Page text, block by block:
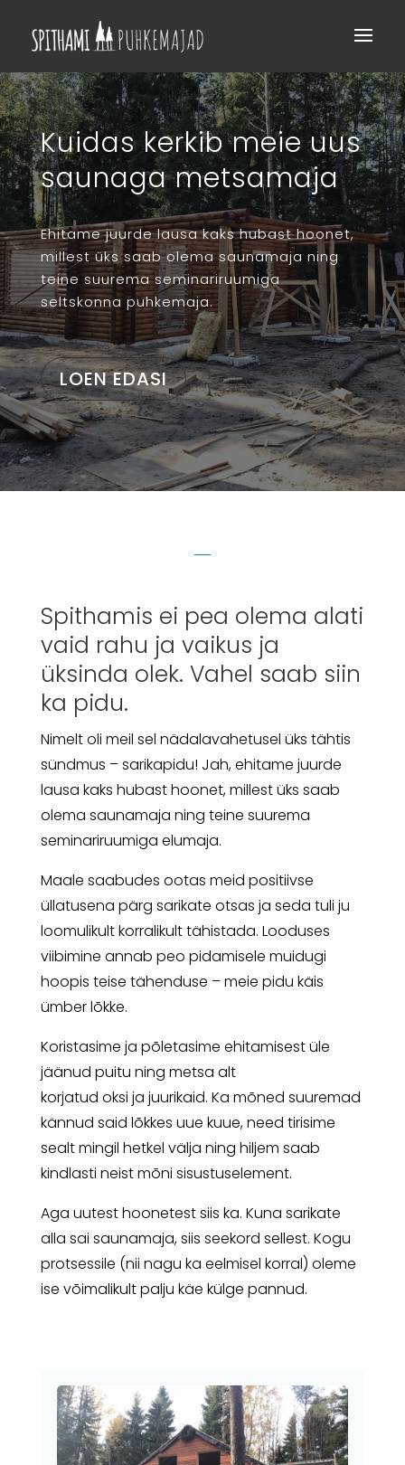
Kuidas kerkib meie uus
saunaga metsamaja
Ehitame juurde lausa kaks hubast hoonet,
millest üks saab olema saunamaja ning
teine suurema seminariruumiga
seltskonna puhkemaja.
LOEN EDASI
Spithamis ei pea olema alati
vaid rahu ja vaikus ja
üksinda olek. Vahel saab siin
ka pidu.
Nimelt oli meil sel nädalavahetusel üks tähtis
sündmus – sarikapidu! Jah, ehitame juurde
lausa kaks hubast hoonet, millest üks saab
olema saunamaja ning teine suurema
seminariruumiga elumaja.
Maale saabudes ootas meid positiivse
üllatusena pärg sarikate otsas ja seda tuli ju
loomulikult korralikult tähistada. Looduses
viibimine annab peo pidamisele muidugi
hoopis teise tähenduse – meie pidu käis
ümber lõkke.
Koristasime ja põletasime ehitamisest üle
jäänud puitu ning metsa alt
korjatud oksi ja juurikaid. Ka mõned suuremad
kännud said lõkkes uue kuue, need tirisime
sealt mingil hetkel välja ning hiljem saab
kindlasti neist mõni sisustuselement.
Aga uutest hoonetest siis ka. Kuna sarikate
alla sai saunamaja, siis seekord sellest. Kogu
protsessile (nii nagu ka eelmisel korral) oleme
ise võimalikult palju käe külge pannud.